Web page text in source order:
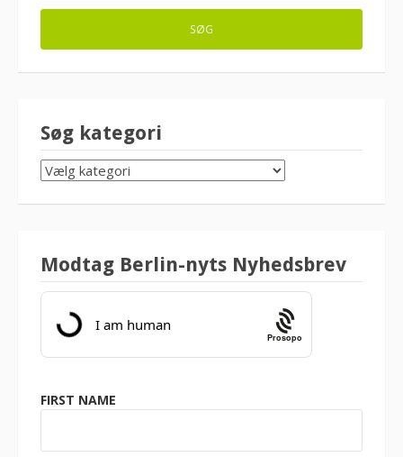
Søg kategori
SØG
Modtag Berlin-nyts Nyhedsbrev
Prosopo
FIRST NAME